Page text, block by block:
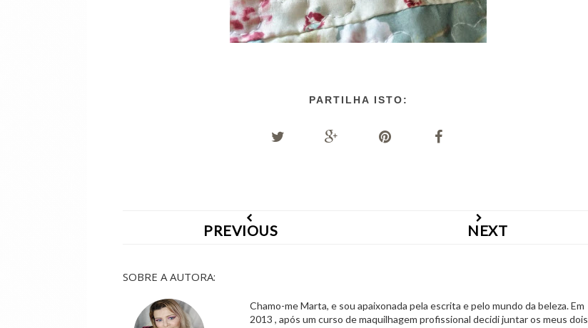
PARTILHA ISTO:
NEXT
PREVIOUS
SOBRE A AUTORA:
Chamo-me Marta, e sou apaixonada pela escrita e pelo mundo da beleza. Em
2013 , após um curso de maquilhagem profissional decidi juntar os meus dois